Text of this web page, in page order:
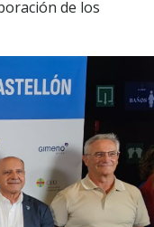
de los